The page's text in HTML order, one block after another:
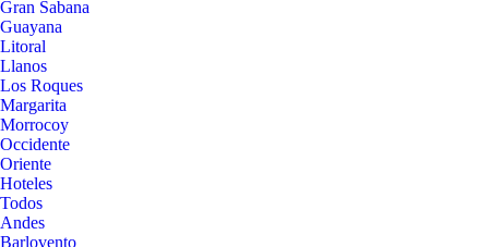
Gran Sabana
Guayana
Litoral
Llanos
Los Roques
Margarita
Morrocoy
Occidente
Oriente
Hoteles
Todos
Andes
Barlovento